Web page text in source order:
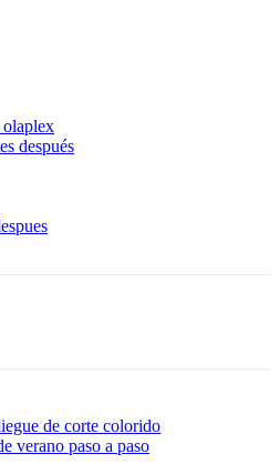
olaplex
después
de corte colorido
verano paso a paso